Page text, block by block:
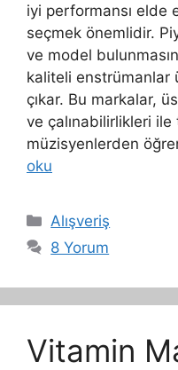
iyi performansı elde
seçmek önemlidir.
ve model
kaliteli enstrümanlar
çıkar. Bu markalar,
ve çalınabilirlikleri ile
müzisyenlerden
oku
Kategoriler
Alışveriş
8 Yorum
Vitamin